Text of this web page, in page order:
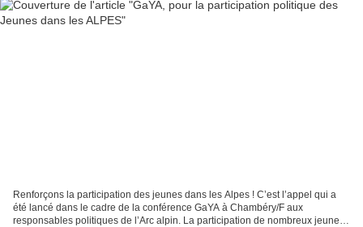
Renforçons la participation des jeunes dans les Alpes ! C’est l’appel qui a
été lancé dans le cadre de la conférence GaYA à Chambéry/F aux
responsables politiques de l’Arc alpin. La participation de nombreux jeunes,